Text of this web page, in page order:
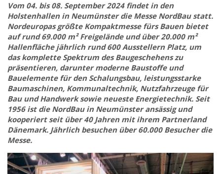
Vom 04. bis 08. September 2024 findet in den
Holstenhallen in Neumünster die Messe NordBau statt.
Nordeuropas größte Kompaktmesse fürs Bauen bietet
auf rund 69.000 m² Freigelände und über 20.000 m²
Hallenfläche jährlich rund 600 Ausstellern Platz, um
das komplette Spektrum des Baugeschehens zu
präsentieren, darunter moderne Baustoffe und
Bauelemente für den Schalungsbau, leistungsstarke
Baumaschinen, Kommunaltechnik, Nutzfahrzeuge für
Bau und Handwerk sowie neueste Energietechnik. Seit
1956 ist die NordBau in Neumünster ansässig und
kooperiert seit über 40 Jahren mit ihrem Partnerland
Dänemark. Jährlich besuchen über 60.000 Besucher die
Messe.